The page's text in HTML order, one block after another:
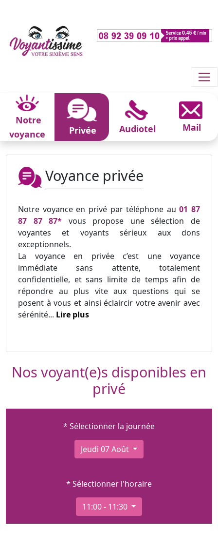
Notre
voyance
Privée Audiotel Mail
Voyance privée
Notre voyance en privé par téléphone au01 87
87 87 87* vous propose une sélection de
voyantes et voyants sérieux aux dons
exceptionnels.
La voyance en privée c’est une voyance
immédiate sans attente, totalement
confidentielle, et sans limite de temps afin de
répondre au plus vite aux questions qui se
posent à vous et ainsi éclaircir votre avenir avec
sérénité... Lire plus
Nos voyant(e)s disponibles en
privé
* Sélectionner la journée
Jeudi 07 Août
* Sélectionner l'horaire
11:00 - 11:30